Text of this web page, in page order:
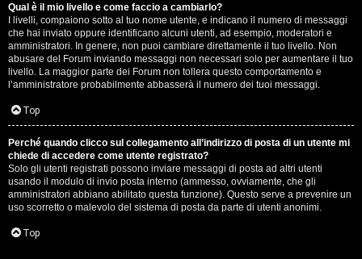
Qual è il mio livello e come faccio a cambiarlo?
I livelli, compaiono sotto al tuo nome utente, e indicano il numero di messaggi
che hai inviato oppure identificano alcuni utenti, ad esempio, moderatori e
amministratori. In genere, non puoi cambiare direttamente il tuo livello. Non
abusare del Forum inviando messaggi non necessari solo per aumentare il tuo
livello. La maggior parte dei Forum non tollera questo comportamento e
l’amministratore probabilmente abbasserà il numero dei tuoi messaggi.
Top
Perché quando clicco sul collegamento all’indirizzo di posta di un utente mi
chiede di accedere come utente registrato?
Solo gli utenti registrati possono inviare messaggi di posta ad altri utenti
usando il modulo di invio posta interno (ammesso, ovviamente, che gli
amministratori abbiano abilitato questa funzione). Questo serve a prevenire un
uso scorretto o malevolo del sistema di posta da parte di utenti anonimi.
Top
i
n
o
P
l
a
n
e
t